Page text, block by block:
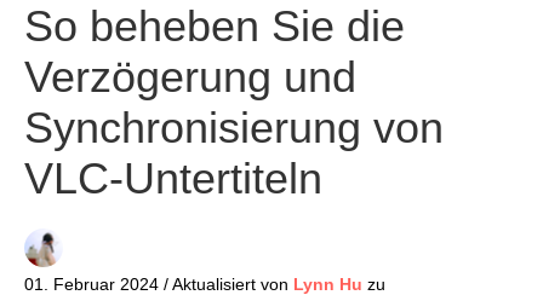
So beheben Sie die
Verzögerung und
Synchronisierung von
VLC-Untertiteln
01. Februar 2024 / Aktualisiert von Lynn Hu zu